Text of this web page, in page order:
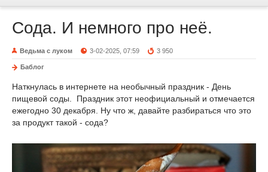
Сода. И немного про неё.
Ведьма с луком 3-02-2025, 07:59 3 950
Баблог
Наткнулась в интернете на необычный праздник - День
пищевой соды. Праздник этот неофициальный и отмечается
ежегодно 30 декабря. Ну что ж, давайте разбираться что это
за продукт такой - сода?